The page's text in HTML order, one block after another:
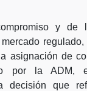
y de
asignación de
por la ADM,
decisión que